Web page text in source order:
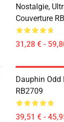
Nostalgie,
Couverture
31,28 € -
Dauphin Odd
RB2709
39,51 € -